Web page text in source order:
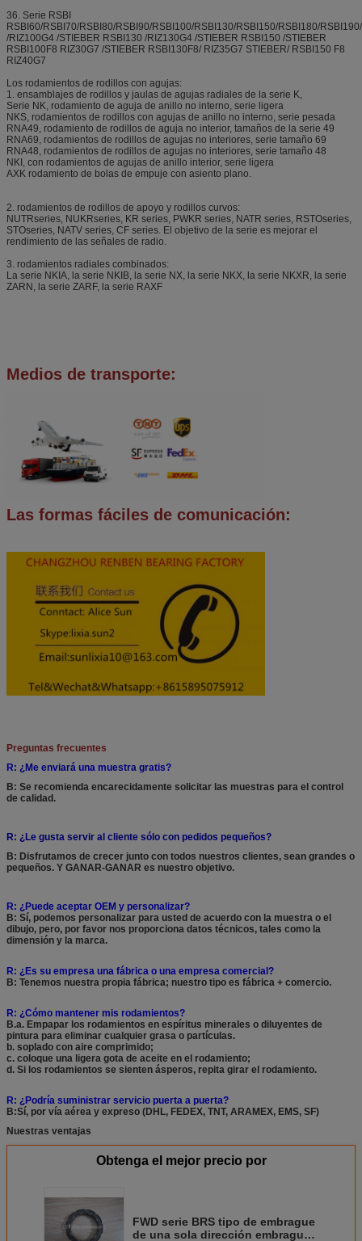
36. Serie RSBI
RSBI60/RSBI70/RSBI80/RSBI90/RSBI100/RSBI130/RSBI150/RSBI180/
/RIZ100G4 /STIEBER RSBI130 /RIZ130G4 /STIEBER RSBI150 /STIEBER
RSBI100F8 RIZ30G7 /STIEBER RSBI130F8/ RIZ35G7 STIEBER/ RSBI150 F8
RIZ40G7
Los rodamientos de rodillos con agujas:
1. ensamblajes de rodillos y jaulas de agujas radiales de la serie K,
Serie NK, rodamiento de aguja de anillo no interno, serie ligera
NKS, rodamientos de rodillos con agujas de anillo no interno, serie pesada
RNA49, rodamiento de rodillos de aguja no interior, tamaños de la serie 49
RNA69, rodamientos de rodillos de agujas no interiores, serie tamaño 69
RNA48, rodamientos de rodillos de agujas no interiores, serie tamaño 48
NKI, con rodamientos de agujas de anillo interior, serie ligera
AXK rodamiento de bolas de empuje con asiento plano.
2. rodamientos de rodillos de apoyo y rodillos curvos:
NUTRseries, NUKRseries, KR series, PWKR series, NATR series, RSTOseries,
STOseries, NATV series, CF series. El objetivo de la serie es mejorar el
rendimiento de las señales de radio.
3. rodamientos radiales combinados:
La serie NKIA, la serie NKIB, la serie NX, la serie NKX, la serie NKXR, la serie
ZARN, la serie ZARF, la serie RAXF
Medios de transporte:
Las formas fáciles de comunicación:
Preguntas frecuentes
R: ¿Me enviará una muestra gratis?
B: Se recomienda encarecidamente solicitar las muestras para el control
de calidad.
R: ¿Le gusta servir al cliente sólo con pedidos pequeños?
B: Disfrutamos de crecer junto con todos nuestros clientes, sean grandes o
pequeños. Y GANAR-GANAR es nuestro objetivo.
R: ¿Puede aceptar OEM y personalizar?
B: Sí, podemos personalizar para usted de acuerdo con la muestra o el
dibujo, pero, por favor nos proporciona datos técnicos, tales como la
dimensión y la marca.
R: ¿Es su empresa una fábrica o una empresa comercial?
B: Tenemos nuestra propia fábrica; nuestro tipo es fábrica + comercio.
R: ¿Cómo mantener mis rodamientos?
B.a. Empapar los rodamientos en espíritus minerales o diluyentes de
pintura para eliminar cualquier grasa o partículas.
b. soplado con aire comprimido;
c. coloque una ligera gota de aceite en el rodamiento;
d. Si los rodamientos se sienten ásperos, repita girar el rodamiento.
R: ¿Podría suministrar servicio puerta a puerta?
B:Sí, por vía aérea y expreso (DHL, FEDEX, TNT, ARAMEX, EMS, SF)
Nuestras ventajas
Obtenga el mejor precio por
FWD serie BRS tipo de embrague
de una sola dirección embrague